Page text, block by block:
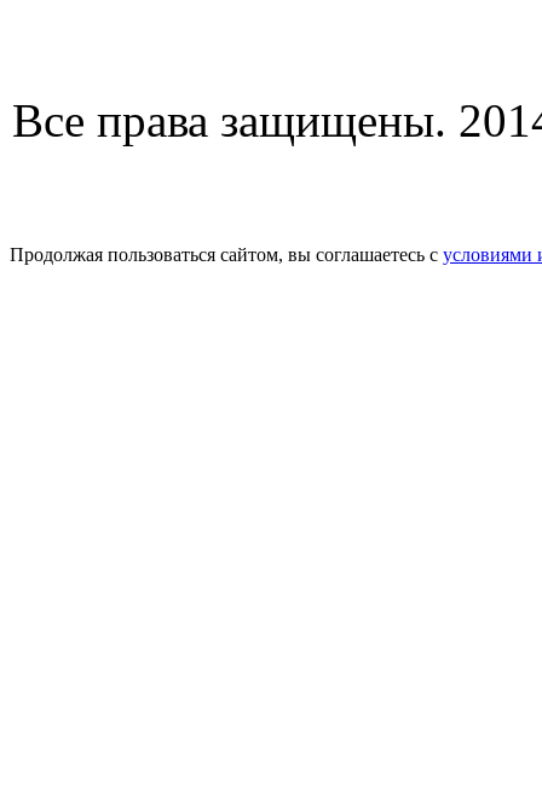
Все права защищены.
Продолжая пользоваться сайтом, вы соглашаетесь с условиями